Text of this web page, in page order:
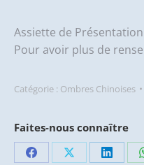
Assiette de
Pour avoir plus de
Catégorie : Ombres Chinoises
Faites-nous connaître
PartagerPartager